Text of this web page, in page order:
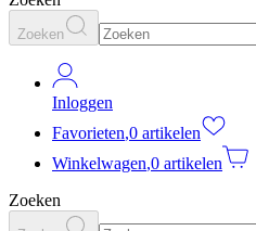
Zoeken
Inloggen
Favorieten,0 artikelen
Winkelwagen,0 artikelen
Zoeken